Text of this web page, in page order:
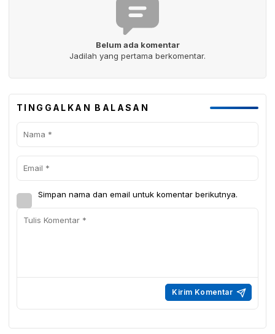
Belum ada komentar
Jadilah yang pertama berkomentar.
TINGGALKAN BALASAN
Simpan nama dan email untuk komentar berikutnya.